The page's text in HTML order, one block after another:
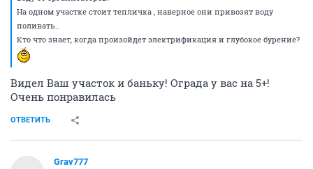
На одном участке стоит тепличка , наверное они привозят воду
поливать..
Кто что знает, когда произойдет электрификация и глубокое бурение?
Видел Ваш участок и баньку! Ограда у вас на 5+!
Очень понравилась
ОТВЕТИТЬ
Grav777